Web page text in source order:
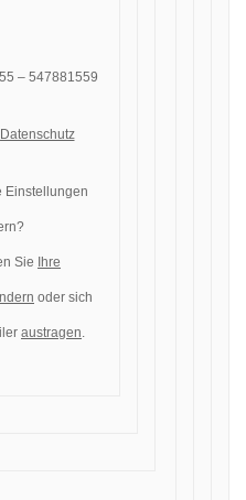
– 547881559
Datenschutz
Einstellungen
Sie Ihre
oder sich
austragen.